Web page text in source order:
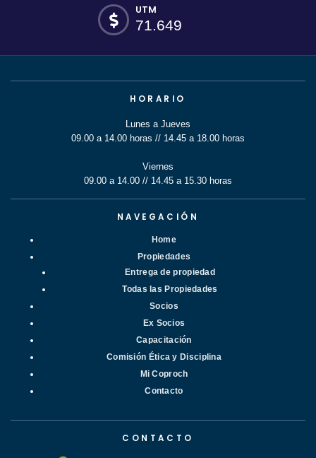
UTM
71.649
HORARIO
Lunes a Jueves
09.00 a 14.00 horas // 14.45 a 18.00 horas
Viernes
09.00 a 14.00 // 14.45 a 15.30 horas
NAVEGACIÓN
Home
Propiedades
Entrega de propiedad
Todas las Propiedades
Socios
Ex Socios
Capacitación
Comisión Ética y Disciplina
Mi Coproch
Contacto
CONTACTO